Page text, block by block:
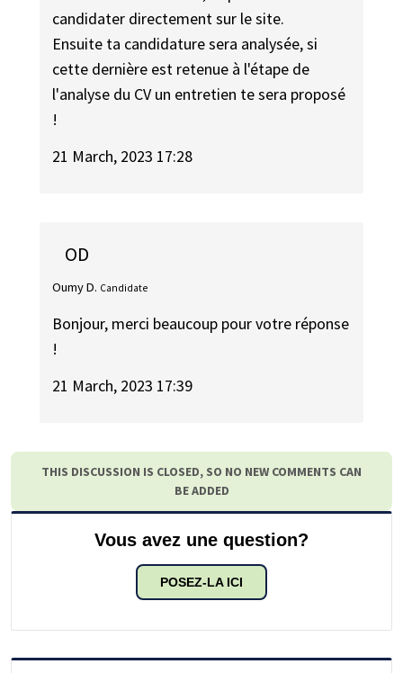
candidater directement sur le site.
Ensuite ta candidature sera analysée, si
cette dernière est retenue à l'étape de
l'analyse du CV un entretien te sera proposé
!
21 March, 2023 17:28
OD
Oumy D. Candidate
Bonjour, merci beaucoup pour votre réponse
!
21 March, 2023 17:39
THIS DISCUSSION IS CLOSED, SO NO NEW COMMENTS CAN
BE ADDED
Vous avez une question?
POSEZ-LA ICI